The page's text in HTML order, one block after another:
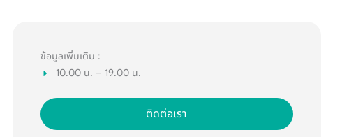
ข้อมูลเพิ่มเติม :
10.00 น. – 19.00 น.
ติดต่อเรา